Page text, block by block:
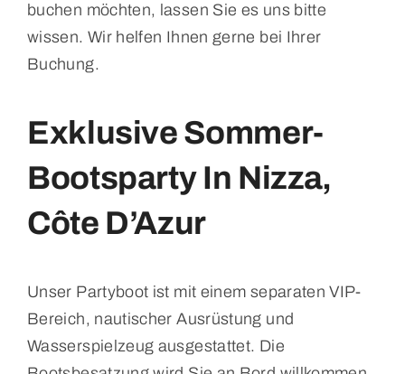
buchen möchten, lassen Sie es uns bitte
wissen. Wir helfen Ihnen gerne bei Ihrer
Buchung.
Exklusive Sommer-
Bootsparty In Nizza,
Côte D’Azur
Unser Partyboot ist mit einem separaten VIP-
Bereich, nautischer Ausrüstung und
Wasserspielzeug ausgestattet. Die